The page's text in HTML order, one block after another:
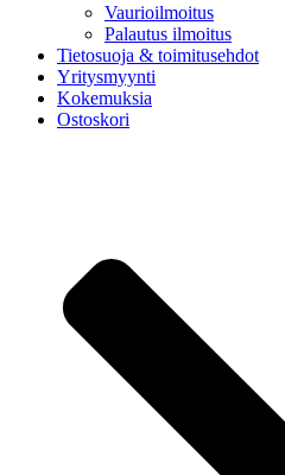
Vaurioilmoitus
Palautus ilmoitus
Tietosuoja & toimitusehdot
Yritysmyynti
Kokemuksia
Ostoskori